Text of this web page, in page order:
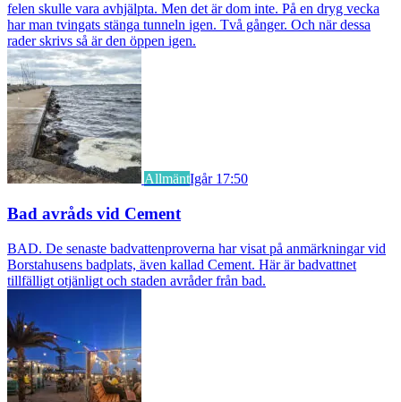
felen skulle vara avhjälpta. Men det är dom inte. På en dryg vecka
har man tvingats stänga tunneln igen. Två gånger. Och när dessa
rader skrivs så är den öppen igen.
AllmäntIgår 17:50
Bad avråds vid Cement
BAD. De senaste badvattenproverna har visat på anmärkningar vid
Borstahusens badplats, även kallad Cement. Här är badvattnet
tillfälligt otjänligt och staden avråder från bad.